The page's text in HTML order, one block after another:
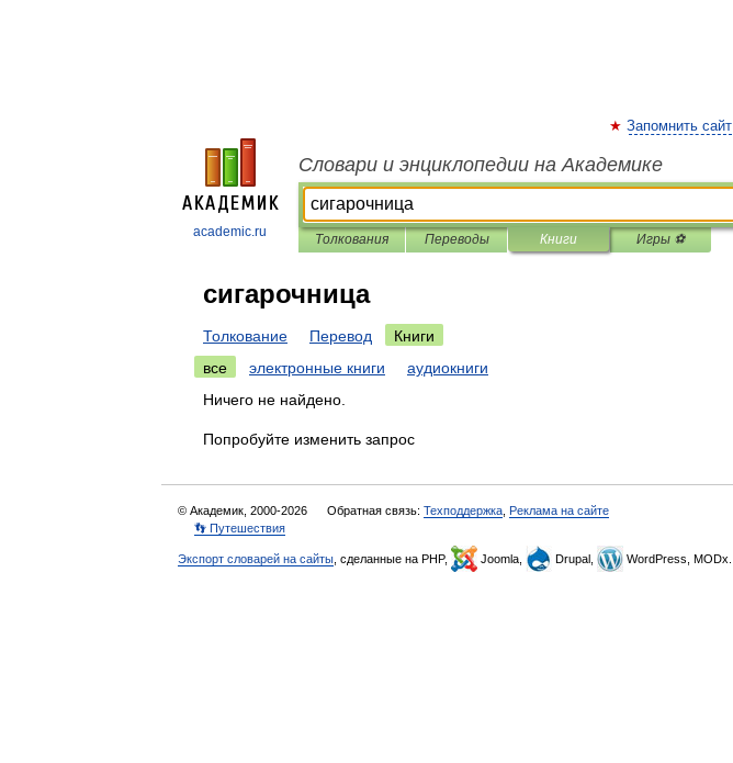
academic.ru
Запомнить сайт
Словари и энциклопедии на Академике
Толкования Переводы Книги Игры ⚽
сигарочница
Толкование Перевод
Книги
все
электронные книги
аудиокниги
Ничего не найдено.
Попробуйте изменить запрос
© Академик, 2000-2026 Обратная связь: Техподдержка Реклама на сайте
👣 Путешествия
Экспорт словарей на сайты , сделанные на PHP, Joomla, Drupal, WordPress, MODx.